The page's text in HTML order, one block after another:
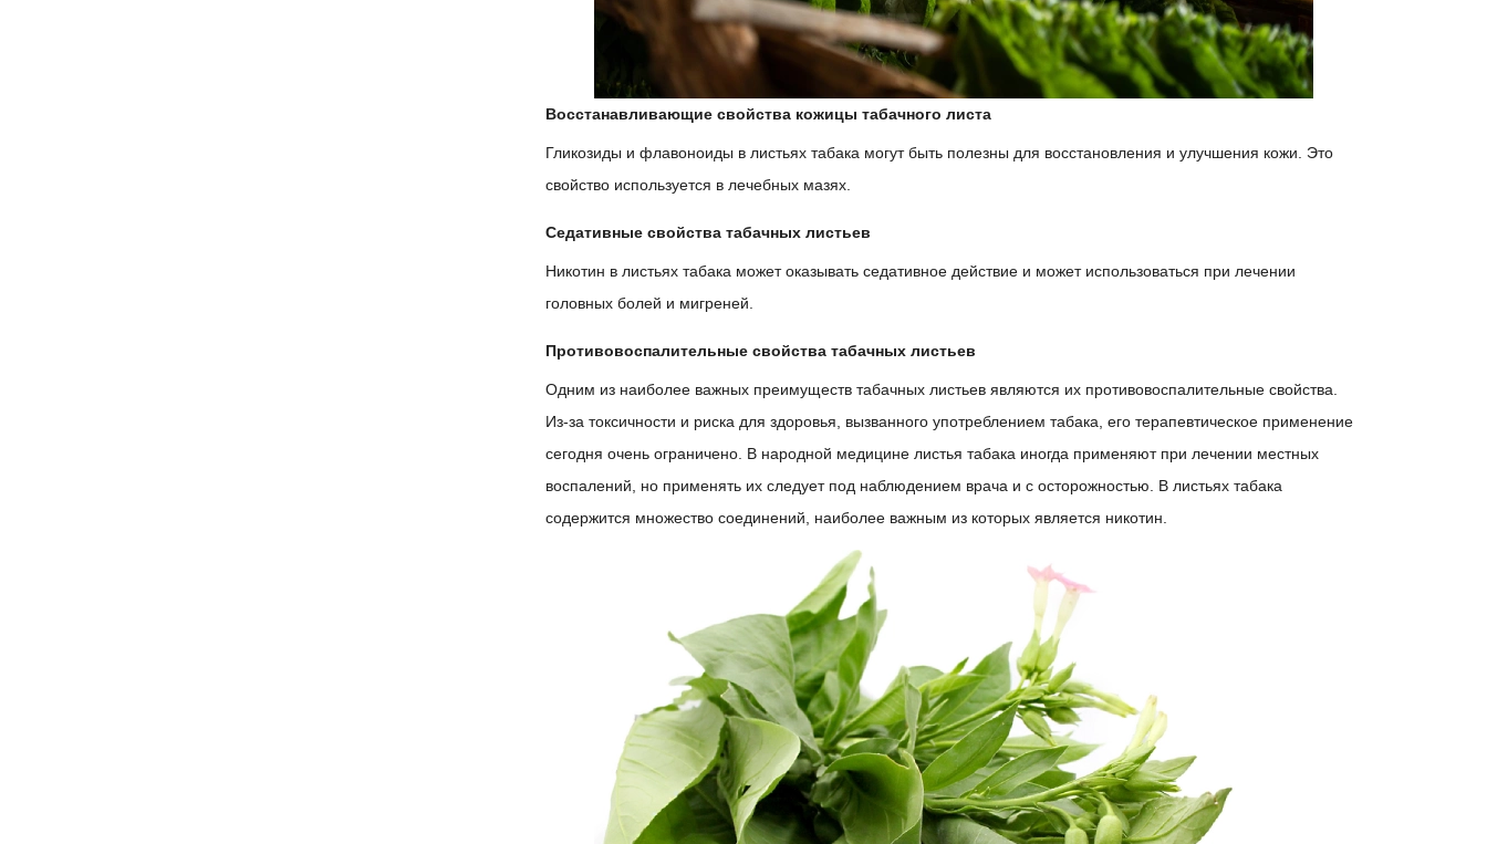
Восстанавливающие свойства кожицы табачного листа
Гликозиды и флавоноиды в листьях табака могут быть полезны для восстановления и улучшения кожи. Это
свойство используется в лечебных мазях.
Седативные свойства табачных листьев
Никотин в листьях табака может оказывать седативное действие и может использоваться при лечении
головных болей и мигреней.
Противовоспалительные свойства табачных листьев
Одним из наиболее важных преимуществ табачных листьев являются их противовоспалительные свойства.
Из-за токсичности и риска для здоровья, вызванного употреблением табака, его терапевтическое применение
сегодня очень ограничено. В народной медицине листья табака иногда применяют при лечении местных
воспалений, но применять их следует под наблюдением врача и с осторожностью. В листьях табака
содержится множество соединений, наиболее важным из которых является никотин.